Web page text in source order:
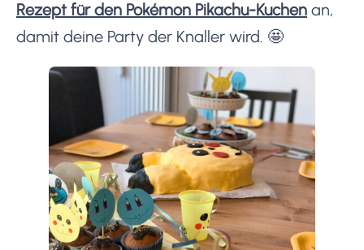
Rezept für den Pokémon Pikachu-Kuchen an,
damit deine Party der Knaller wird. 🤩